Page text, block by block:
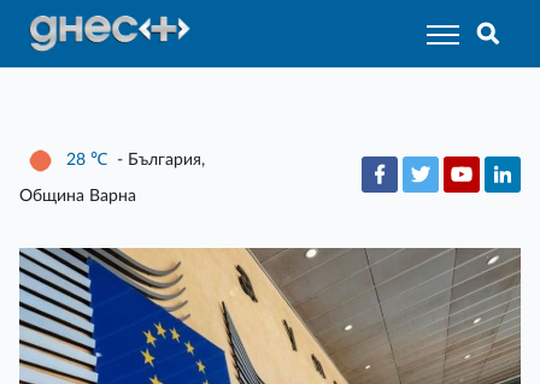
28 ℃ - България,
Община Варна